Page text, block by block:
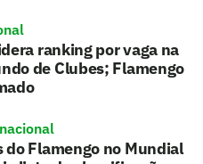
ranking por vaga na
de Clubes; Flamengo
do Flamengo no Mundial